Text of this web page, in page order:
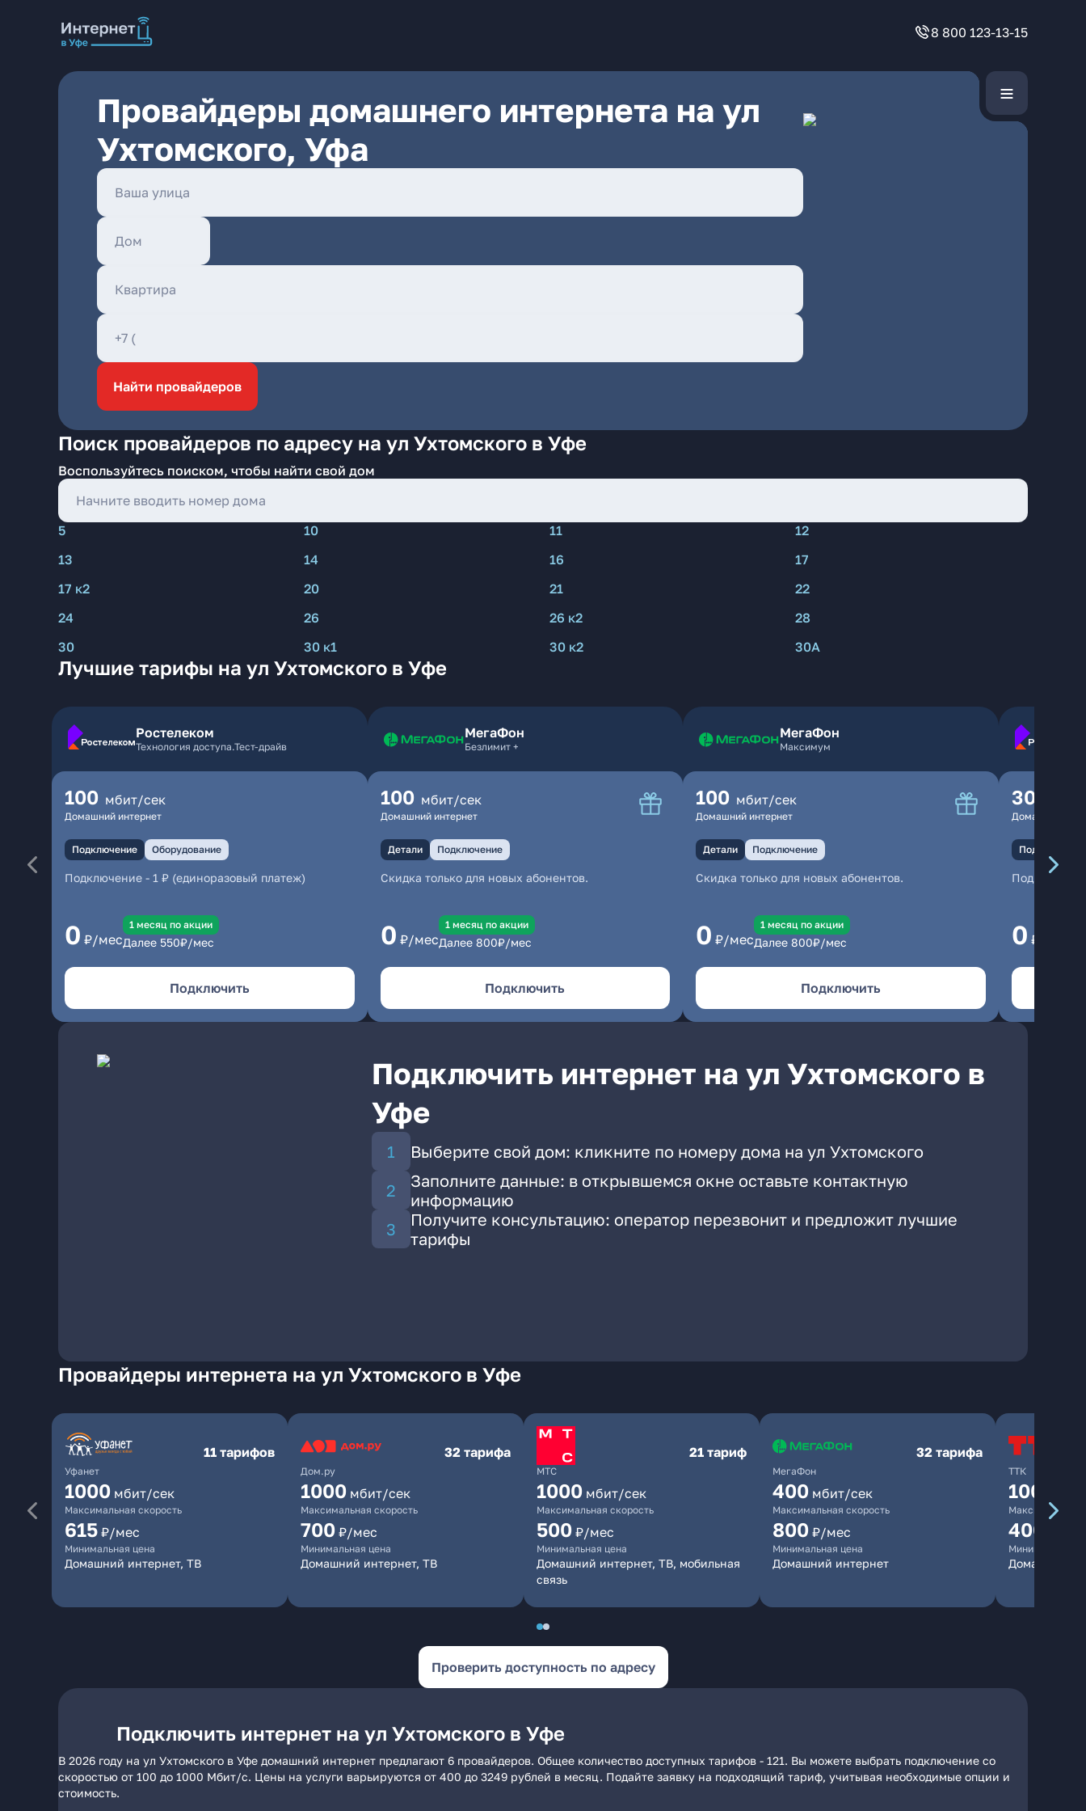
8 800 123-13-15
Провайдеры домашнего интернета на ул
Ухтомского, Уфа
Найти провайдеров
Поиск провайдеров по адресу на ул Ухтомского в Уфе
Воспользуйтесь поиском, чтобы найти свой дом
5 10 11
12
13
14 16
17
17 к2
20 21
22
24
26 26 к2
28
30
30 к1 30 к2 30А
Лучшие тарифы на ул Ухтомского в Уфе
Ростелеком
Технология доступа.Тест-драйв
100 мбит/сек
Домашний интернет
Подключение Оборудование
Подключение - 1 ₽ (единоразовый платеж)
0 ₽/мес
1 месяц по акции
Далее 550₽/мес
Подключить
МегаФон
Безлимит +
100 мбит/сек
Домашний интернет
Детали Подключение
Скидка только для новых абонентов.
0 ₽/мес
1 месяц по акции
Далее 800₽/мес
Подключить
МегаФон
Максимум
100 мбит/сек
Домашний интернет
Детали Подключение
Скидка только для новых абонентов.
0 ₽/мес
1 месяц по акции
Далее 800₽/мес
Подключить
300
Домашний
Подключение
0 ₽/мес
Подключить интернет на ул Ухтомского в
Уфе
Выберите свой дом: кликните по номеру дома на ул Ухтомского
Заполните данные: в открывшемся окне оставьте контактную
информацию
Получите консультацию: оператор перезвонит и предложит лучшие
тарифы
Провайдеры интернета на ул Ухтомского в Уфе
Уфанет
11 тарифов
1000 мбит/сек
Максимальная скорость
615 ₽/мес
Минимальная цена
Домашний интернет, ТВ
Дом.ру
32 тарифа
1000 мбит/сек
Максимальная скорость
700 ₽/мес
Минимальная цена
Домашний интернет, ТВ
МТС
21 тариф
1000 мбит/сек
Максимальная скорость
500 ₽/мес
Минимальная цена
Домашний интернет, ТВ, мобильная
связь
МегаФон
32 тарифа
400 мбит/сек
Максимальная скорость
800 ₽/мес
Минимальная цена
Домашний интернет
ТТК
100
Максимальная
400
Минимальная
Домашний
Проверить доступность по адресу
Подключить интернет на ул Ухтомского в Уфе
В 2026 году на ул Ухтомского в Уфе домашний интернет предлагают 6 провайдеров. Общее количество доступных тарифов - 121. Вы можете выбрать подключение со
скоростью от 100 до 1000 Мбит/с. Цены на услуги варьируются от 400 до 3249 рублей в месяц. Подайте заявку на подходящий тариф, учитывая необходимые опции и
стоимость.